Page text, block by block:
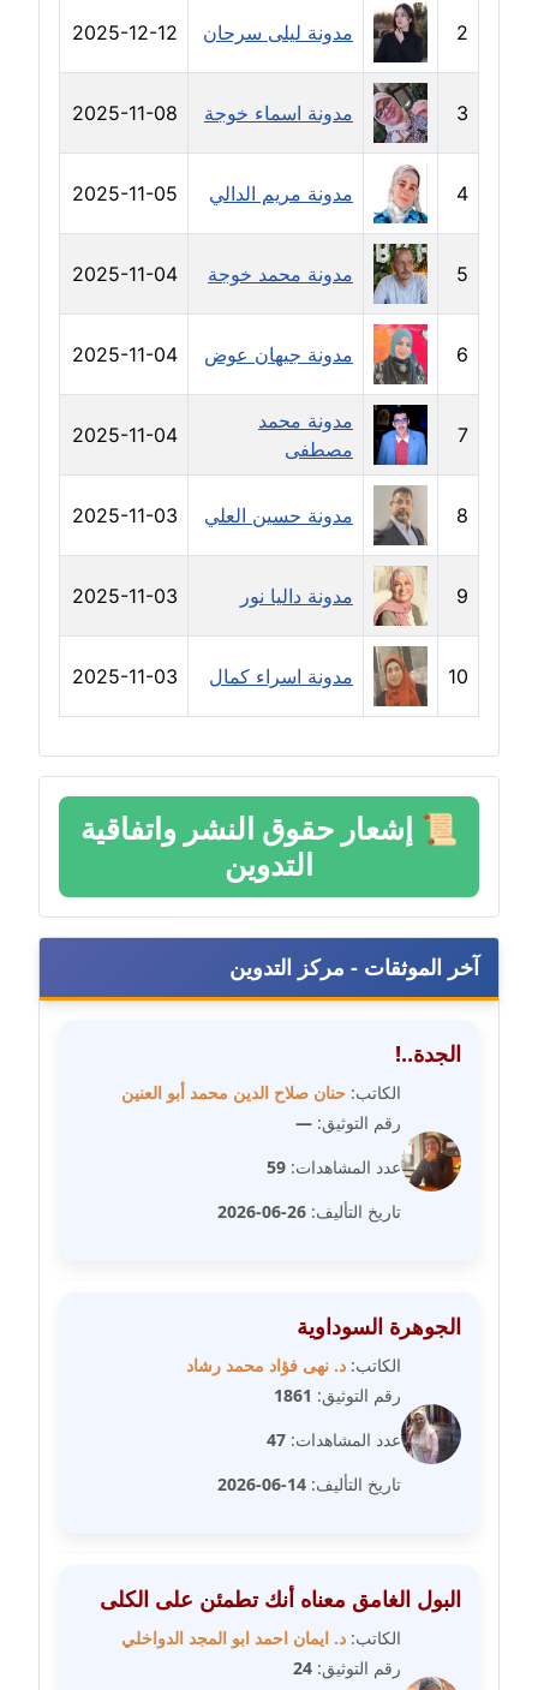
مدونة رفعت عراقي
عاملة
مدونة رهام معلا
عاملة
مدونة ريهام الخميسي
عاملة
مدونة زينات مطاوع
عاملة
مدونة زينب ابو الفضل
عاملة
مدونة زينب حمدي
عاملة
مدونة سارة ابراهيم
عاملة
مدونة سارة القصبي
عاملة
عاملة
مدونة سالي علاء الدين
عاملة
مدونة سامح رشاد
عاملة
مدونة سامح طلعت
مدونة سامح فرج
عاملة
مدونة سحر أبو العلا
مدونة سعاد سيد
عاملة
مدونة سعيد زعلوك
مدونة سلوي جلال
عاملة
2 مدونة ليلى سرحان 2025-12-12
3 مدونة اسماء خوجة 2025-11-08
4 مدونة مريم الدالي 2025-11-05
5 مدونة محمد خوجة 2025-11-04
6 مدونة جيهان عوض 2025-11-04
7
مدونة محمد
مصطفى
2025-11-04
8 مدونة حسين العلي 2025-11-03
9 مدونة داليا نور 2025-11-03
10 مدونة اسراء كمال 2025-11-03
📜 إشعار حقوق النشر واتفاقية
التدوين
آخر الموثقات - مركز التدوين
الجدة..!
الكاتب: حنان صلاح الدين محمد أبو العنين
رقم التوثيق: —
عدد المشاهدات: 59
تاريخ التأليف: 26-06-2026
الجوهرة السوداوية
الكاتب: د. نهى فؤاد محمد رشاد
رقم التوثيق: 1861
عدد المشاهدات: 47
تاريخ التأليف: 14-06-2026
البول الغامق معناه أنك تطمئن على الكلى
الكاتب: د. ايمان احمد ابو المجد الدواخلي
رقم التوثيق: 24